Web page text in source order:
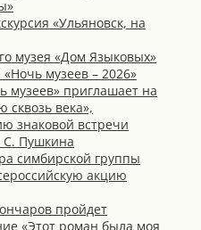
«Ульяновск, на
музея «Дом Языковых»
музеев – 2026»
музеев» приглашает на
сквозь века»,
знаковой встречи
С. Пушкина
симбирской группы
акцию
пройдет
«Этот роман была моя